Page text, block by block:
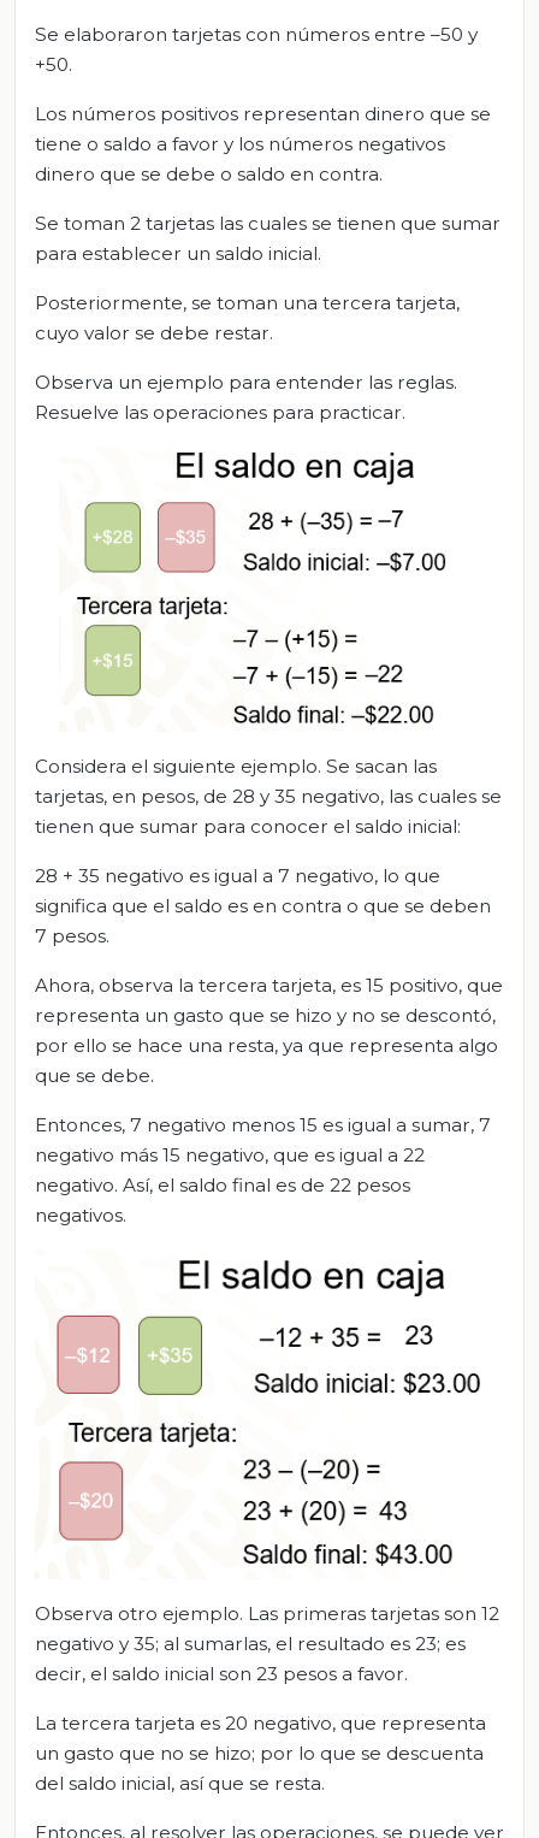
Se elaboraron tarjetas con números entre –50 y
+50.
Los números positivos representan dinero que se
tiene o saldo a favor y los números negativos
dinero que se debe o saldo en contra.
Se toman 2 tarjetas las cuales se tienen que sumar
para establecer un saldo inicial.
Posteriormente, se toman una tercera tarjeta,
cuyo valor se debe restar.
Observa un ejemplo para entender las reglas.
Resuelve las operaciones para practicar.
Considera el siguiente ejemplo. Se sacan las
tarjetas, en pesos, de 28 y 35 negativo, las cuales se
tienen que sumar para conocer el saldo inicial:
28 + 35 negativo es igual a 7 negativo, lo que
significa que el saldo es en contra o que se deben
7 pesos.
Ahora, observa la tercera tarjeta, es 15 positivo, que
representa un gasto que se hizo y no se descontó,
por ello se hace una resta, ya que representa algo
que se debe.
Entonces, 7 negativo menos 15 es igual a sumar, 7
negativo más 15 negativo, que es igual a 22
negativo. Así, el saldo final es de 22 pesos
negativos.
Observa otro ejemplo. Las primeras tarjetas son 12
negativo y 35; al sumarlas, el resultado es 23; es
decir, el saldo inicial son 23 pesos a favor.
La tercera tarjeta es 20 negativo, que representa
un gasto que no se hizo; por lo que se descuenta
del saldo inicial, así que se resta.
Entonces, al resolver las operaciones, se puede ver